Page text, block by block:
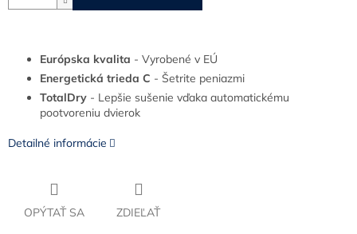
Európska kvalita - Vyrobené v EÚ
Energetická trieda C - Šetrite peniazmi
TotalDry - Lepšie sušenie vďaka automatickému
pootvoreniu dvierok
Detailné informácie
OPÝTAŤ SA ZDIEĽAŤ